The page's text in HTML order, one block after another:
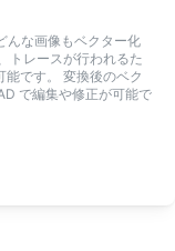
んな画像もベクター化
トレースが行われるた
です。 変換後のベク
で編集や修正が可能で